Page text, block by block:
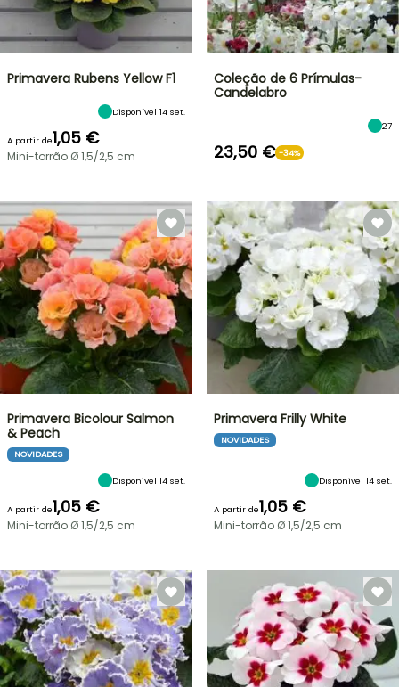
Primavera Rubens Yellow F1
Disponível 14 set.
A partir de1,05 €
Mini-torrão Ø 1,5/2,5 cm
Coleção de 6 Prímulas-
Candelabro
27
23,50 € -34%
Primavera Bicolour Salmon
& Peach
NOVIDADES
Disponível 14 set.
A partir de1,05 €
Mini-torrão Ø 1,5/2,5 cm
Primavera Frilly White
NOVIDADES
Disponível 14 set.
A partir de1,05 €
Mini-torrão Ø 1,5/2,5 cm